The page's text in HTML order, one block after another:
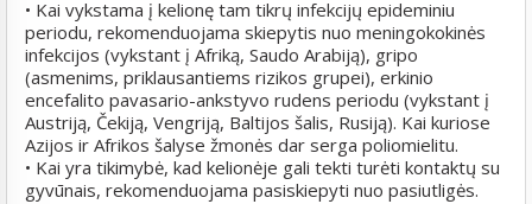
• Kai vykstama į kelionę tam tikrų infekcijų epideminiu
periodu, rekomenduojama skiepytis nuo meningokokinės
infekcijos (vykstant į Afriką, Saudo Arabiją), gripo
(asmenims, priklausantiems rizikos grupei), erkinio
encefalito pavasario-ankstyvo rudens periodu (vykstant į
Austriją, Čekiją, Vengriją, Baltijos šalis, Rusiją). Kai kuriose
Azijos ir Afrikos šalyse žmonės dar serga poliomielitu.
• Kai yra tikimybė, kad kelionėje gali tekti turėti kontaktų su
gyvūnais, rekomenduojama pasiskiepyti nuo pasiutligės.